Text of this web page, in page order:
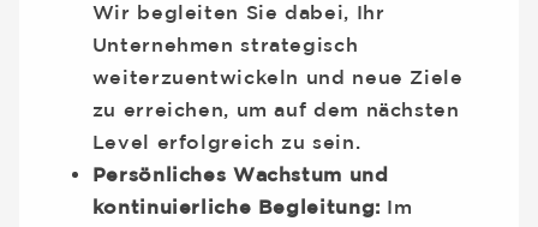
Wir begleiten Sie dabei, Ihr
Unternehmen strategisch
weiterzuentwickeln und neue Ziele
zu erreichen, um auf dem nächsten
Level erfolgreich zu sein.
Persönliches Wachstum und
kontinuierliche Begleitung: Im